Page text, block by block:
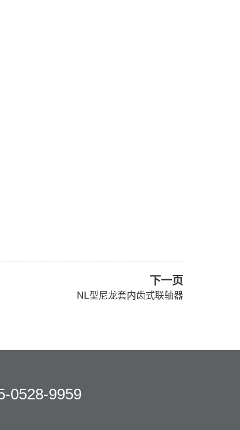
下一页
NL型尼龙套内齿式联轴器
0528-9959